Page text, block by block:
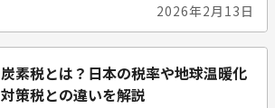
2026年2月13日
炭素税とは？日本の税率や地球温暖化
対策税との違いを解説